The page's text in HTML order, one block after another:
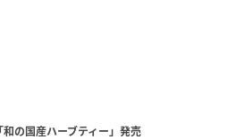
の国産ハーブティー」発売